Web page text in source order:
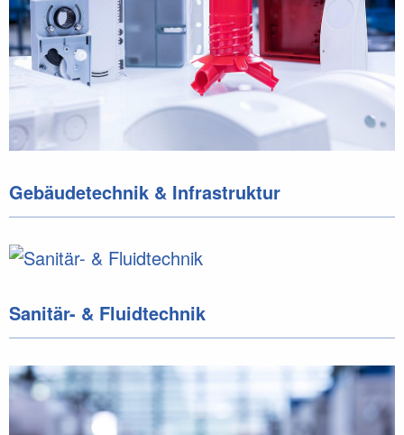
Gebäudetechnik & Infrastruktur
Sanitär- & Fluidtechnik